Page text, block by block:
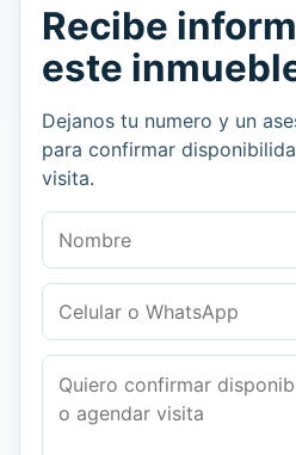
Recibe
este
Dejanos tu numero y un
para confirmar
visita.
Nombre
Celular o WhatsApp
Mensaje